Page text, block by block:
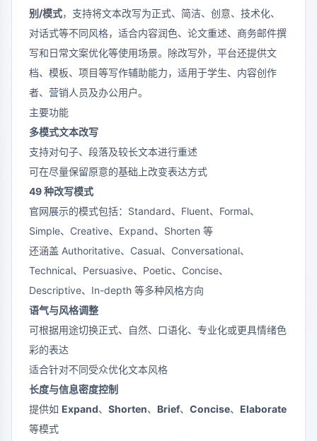
别/模式，支持将文本改写为正式、简洁、创意、技术化、
对话式等不同风格，适合内容润色、论文重述、商务邮件撰
写和日常文案优化等使用场景。除改写外，平台还提供文
档、模板、项目等写作辅助能力，适用于学生、内容创作
者、营销人员及办公用户。
主要功能
多模式文本改写
支持对句子、段落及较长文本进行重述
可在尽量保留原意的基础上改变表达方式
49 种改写模式
官网展示的模式包括：Standard、Fluent、Formal、
Simple、Creative、Expand、Shorten 等
还涵盖 Authoritative、Casual、Conversational、
Technical、Persuasive、Poetic、Concise、
Descriptive、In-depth 等多种风格方向
语气与风格调整
可根据用途切换正式、自然、口语化、专业化或更具情绪色
彩的表达
适合针对不同受众优化文本风格
长度与信息密度控制
提供如 Expand、 Shorten、 Brief、 Concise、 Elaborate
等模式